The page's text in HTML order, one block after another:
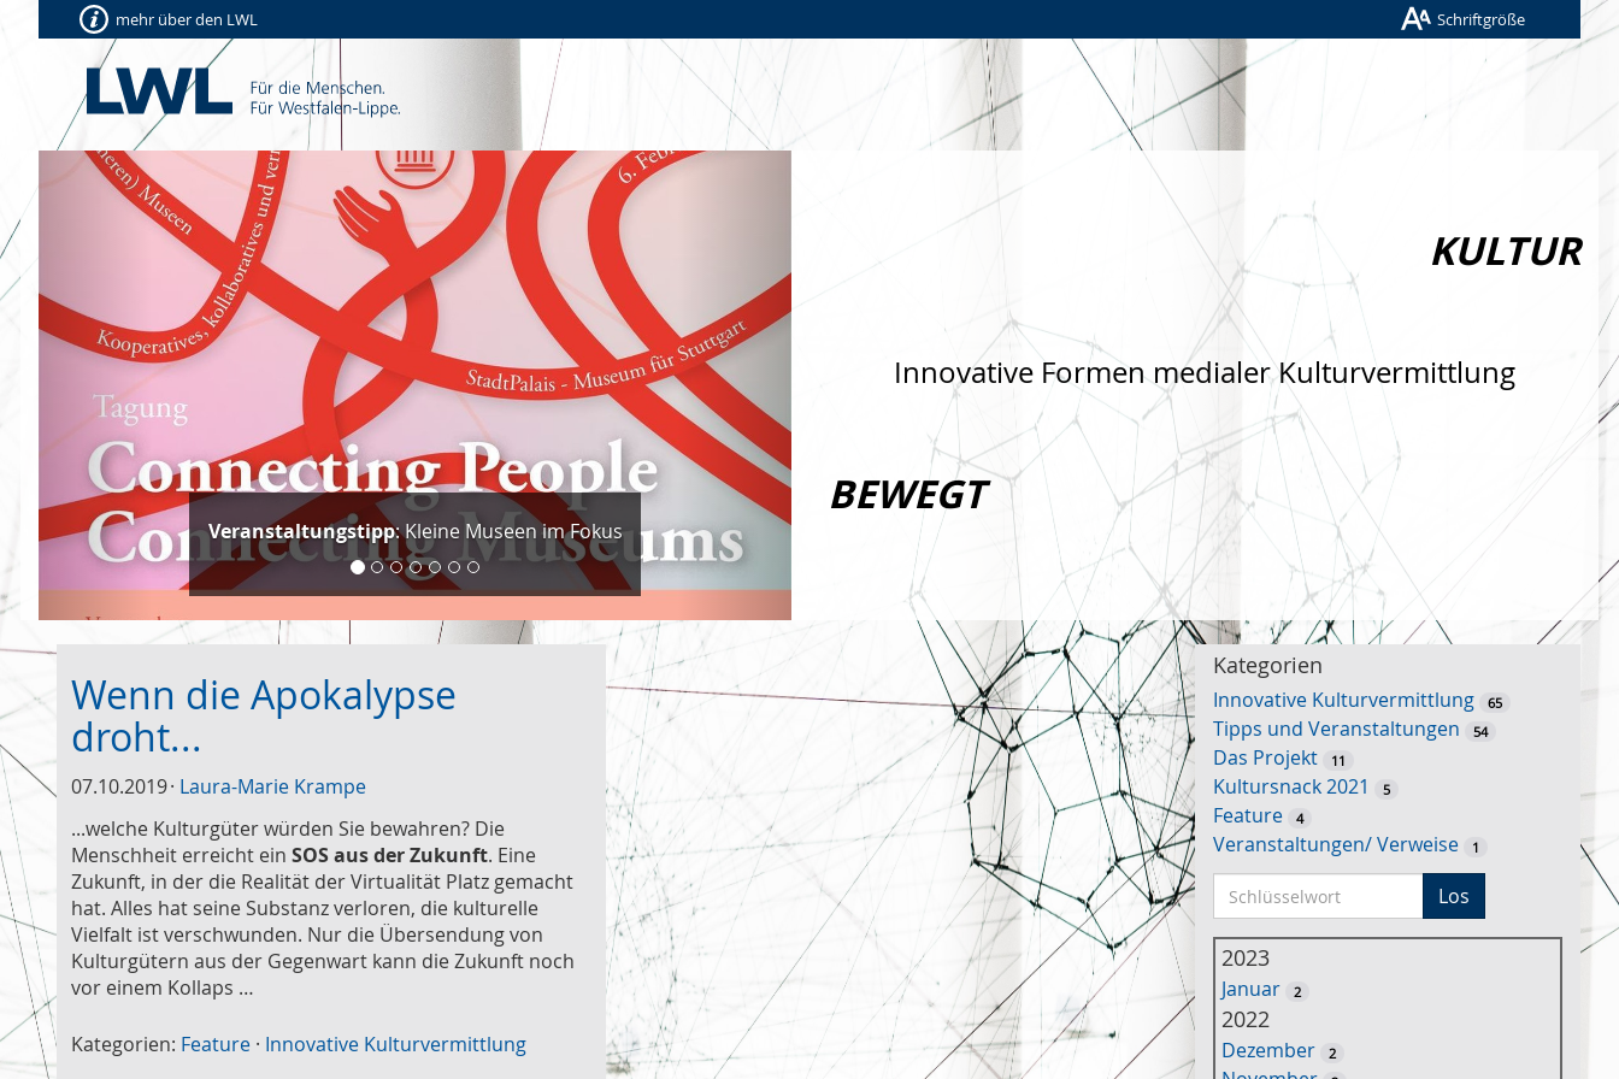
mehr über den LWL Schriftgröße
Veranstaltungstipp: Kleine Museen im Fokus
Vorherige
KULTUR
Innovative Formen medialer Kulturvermittlung
BEWEGT
Wenn die Apokalypse
droht...
07.10.2019 Laura-Marie Krampe
...welche Kulturgüter würden Sie bewahren? Die
Menschheit erreicht ein SOS aus der Zukunft. Eine
Zukunft, in der die Realität der Virtualität Platz gemacht
hat. Alles hat seine Substanz verloren, die kulturelle
Vielfalt ist verschwunden. Nur die Übersendung von
Kulturgütern aus der Gegenwart kann die Zukunft noch
vor einem Kollaps …
Kategorien: Feature · Innovative Kulturvermittlung
Kategorien
Innovative Kulturvermittlung 65
Tipps und Veranstaltungen 54
Das Projekt 11
Kultursnack 2021 5
Feature 4
Veranstaltungen/ Verweise 1
c
h
ü
Los
2023
Januar 2
2022
Dezember 2